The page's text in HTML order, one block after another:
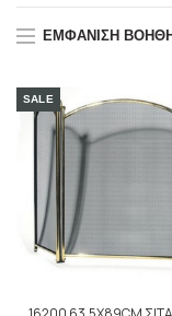
ΕΜΦΆΝΙΣΗ
SALE